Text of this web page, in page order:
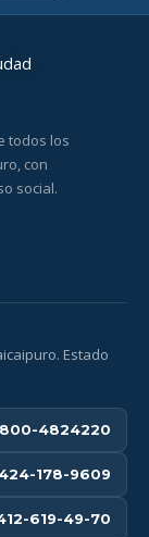
todos los
con
social.
Estado
4824220
178-9609
619-49-70